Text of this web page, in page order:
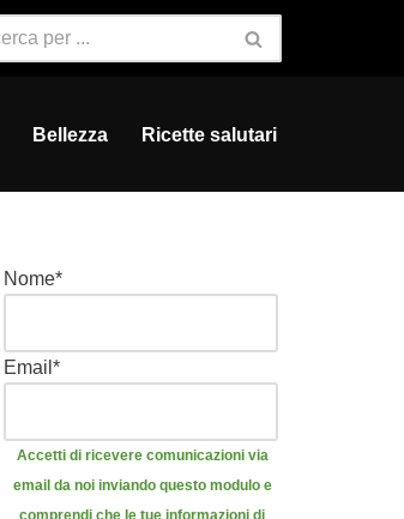
Bellezza Ricette salutari
Nome*
Email *
Accetti di ricevere comunicazioni via
email da noi inviando questo modulo e
comprendi che le tue informazioni di